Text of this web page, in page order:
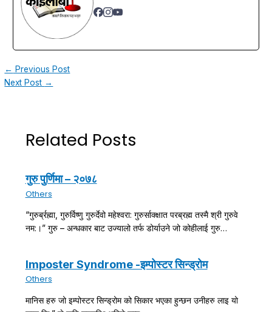
← Previous Post
Next Post →
Related Posts
गुरु पुर्णिमा – २०७८
Others
“गुरुर्ब्रह्मा, गुरुर्विष्णु गुरुर्देवो महेश्वरा: गुरुर्साक्क्षात परब्रह्म तस्मै श्री गुरुवे
नम:।” गुरु – अन्धकार बाट उज्यालो तर्फ डोर्याउने जो कोहीलाई गुरु…
Imposter Syndrome -इम्पोस्टर सिन्ड्रोम
Others
मानिस हरु जो इम्पोस्टर सिन्ड्रोम को सिकार भएका हुन्छन उनीहरु लाइ यो